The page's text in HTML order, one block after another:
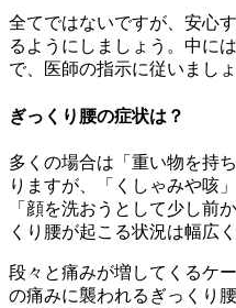
全てではないですが、安心
るようにしましょう。中に
で、医師の指示に従いましょ
ぎっくり腰の症状は？
多くの場合は「重い物を持
りますが、「くしゃみや咳
「顔を洗おうとして少し前
くり腰が起こる状況は幅広
段々と痛みが増してくるケ
の痛みに襲われるぎっくり